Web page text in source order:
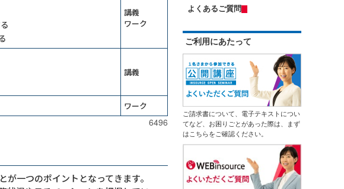
講義
ワーク
講義
ワーク
6496
一つのポイントとなってきます。
2026年9月7日(月)オンライン
はじめての人事採用実務研修～求人
票・説明会・入社手続きの流れを押
さえる
14,300円
2026年9月7日(月)
オンライン
2026年9月28日(月)
オンライン
生産性向上研修～仕事の見える化で
ムダなく成果につなげる
会員 13,500円 通常 14,300円
2026年9月7日(月) オンライン
情報セキュリティマネジメント研修
会員 14,300円 通常
14,300円
2026年9月7日(月)オンライン
プ～生成ＡＩとＳＦ思考で未来を構
想する
修～自動化・データ分析編（５日
間）
ＡＩエージェント基礎研修～Gemini
で自組織専用のGemを作成する
（半日研修）経営幹部・管理職向け
生成ＡＩ活用研修～リスクを理解し
運用方針を決める
（半日研修）デザイン業務内製化の
ための画像生成ＡＩ活用研修
初心者限定！Copilotで基本操作から
自業務特化ＡＩ作成まで学ぶ３日間
はじめての業務自動化研修～生成Ａ
ＩとPythonで１日１時間を生みだす
よくあるご質問
ご利用にあたって
ご請求書について、電子テキストについ
てなど、お困りごとがあった際は、まず
はこちらをご確認ください。